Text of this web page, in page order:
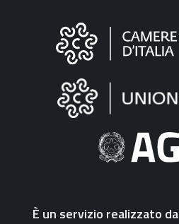
Informazioni
"Fattura
Elettronica"
È un servizio realizzato da